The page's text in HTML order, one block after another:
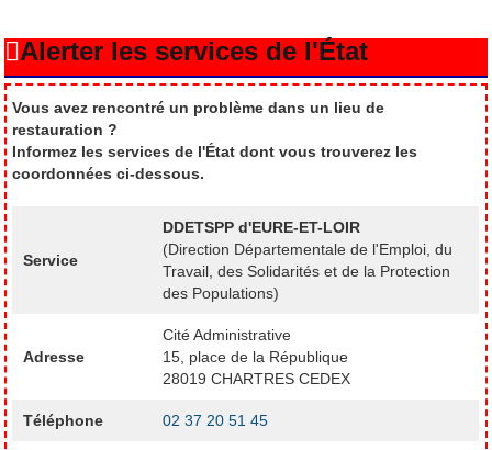
Alerter les services de l'État
Vous avez rencontré un problème dans un lieu de
restauration ?
Informez les services de l'État dont vous trouverez les
coordonnées ci-dessous.
Service
DDETSPP d'EURE-ET-LOIR
(Direction Départementale de l'Emploi, du
Travail, des Solidarités et de la Protection
des Populations)
Adresse
Cité Administrative
15, place de la République
28019 CHARTRES CEDEX
Téléphone 02 37 20 51 45